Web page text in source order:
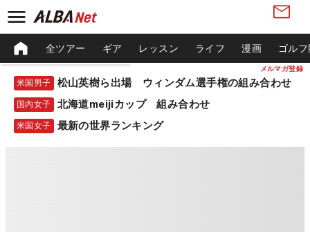
メルマガ登録
全ツアー ギア レッスン ライフ 漫画 ゴル
米国男子 松山英樹ら出場 ウィンダム選手権の組み合わせ
国内女子 北海道meijiカップ 組み合わせ
米国女子 最新の世界ランキング